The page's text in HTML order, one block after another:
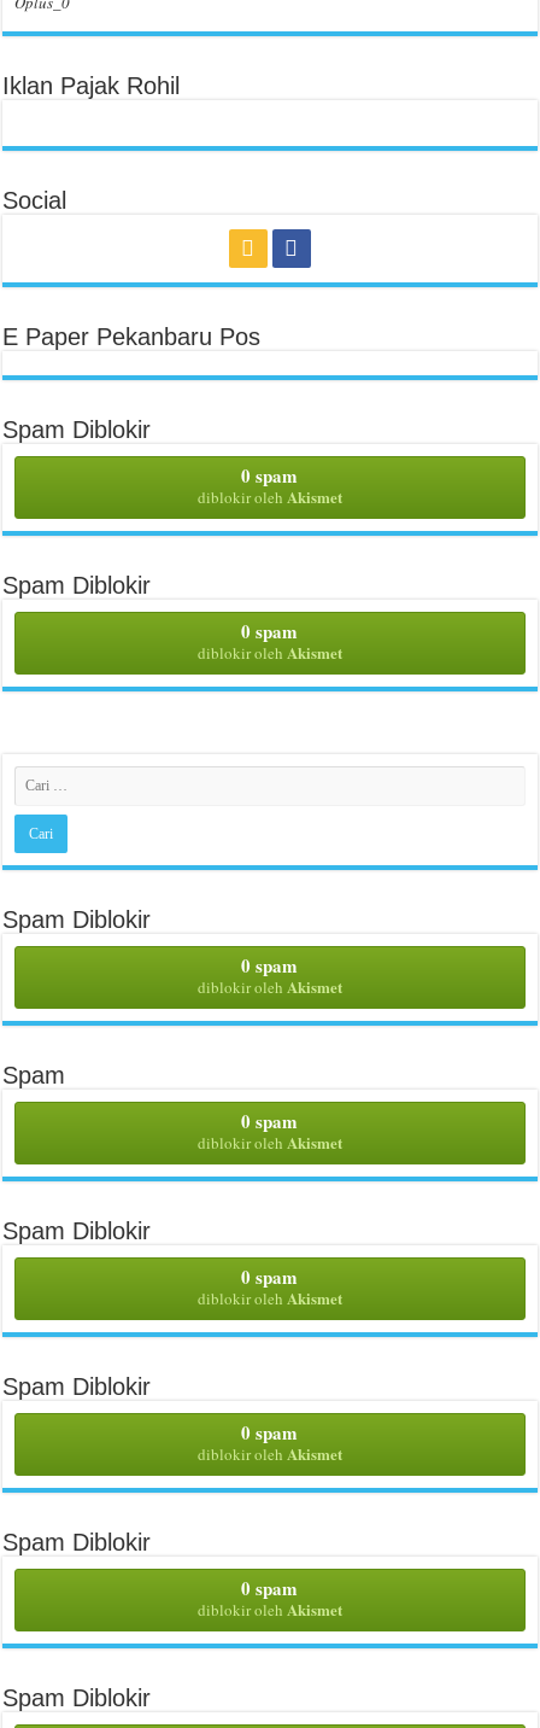
Iklan Pajak Rohil
Social
E Paper Pekanbaru Pos
Spam Diblokir
0 spam
diblokir oleh Akismet
Spam Diblokir
0 spam
diblokir oleh Akismet
Spam Diblokir
0 spam
diblokir oleh Akismet
Spam
0 spam
diblokir oleh Akismet
Spam Diblokir
0 spam
diblokir oleh Akismet
Spam Diblokir
0 spam
diblokir oleh Akismet
Spam Diblokir
0 spam
diblokir oleh Akismet
Spam Diblokir